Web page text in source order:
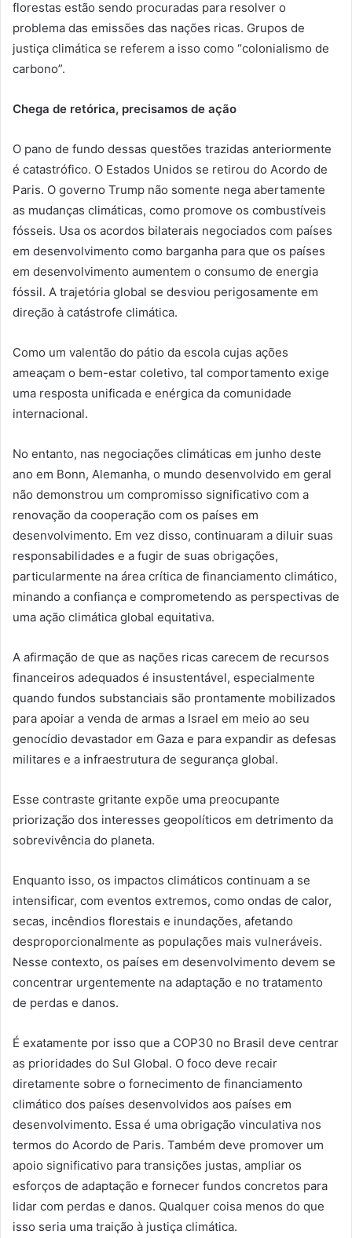
florestas estão sendo procuradas para resolver o
problema das emissões das nações ricas. Grupos de
justiça climática se referem a isso como “colonialismo de
carbono”.
Chega de retórica, precisamos de ação
O pano de fundo dessas questões trazidas anteriormente
é catastrófico. O Estados Unidos se retirou do Acordo de
Paris. O governo Trump não somente nega abertamente
as mudanças climáticas, como promove os combustíveis
fósseis. Usa os acordos bilaterais negociados com países
em desenvolvimento como barganha para que os países
em desenvolvimento aumentem o consumo de energia
fóssil. A trajetória global se desviou perigosamente em
direção à catástrofe climática.
Como um valentão do pátio da escola cujas ações
ameaçam o bem-estar coletivo, tal comportamento exige
uma resposta unificada e enérgica da comunidade
internacional.
No entanto, nas negociações climáticas em junho deste
ano em Bonn, Alemanha, o mundo desenvolvido em geral
não demonstrou um compromisso significativo com a
renovação da cooperação com os países em
desenvolvimento. Em vez disso, continuaram a diluir suas
responsabilidades e a fugir de suas obrigações,
particularmente na área crítica de financiamento climático,
minando a confiança e comprometendo as perspectivas de
uma ação climática global equitativa.
A afirmação de que as nações ricas carecem de recursos
financeiros adequados é insustentável, especialmente
quando fundos substanciais são prontamente mobilizados
para apoiar a venda de armas a Israel em meio ao seu
genocídio devastador em Gaza e para expandir as defesas
militares e a infraestrutura de segurança global.
Esse contraste gritante expõe uma preocupante
priorização dos interesses geopolíticos em detrimento da
sobrevivência do planeta.
Enquanto isso, os impactos climáticos continuam a se
intensificar, com eventos extremos, como ondas de calor,
secas, incêndios florestais e inundações, afetando
desproporcionalmente as populações mais vulneráveis.
Nesse contexto, os países em desenvolvimento devem se
concentrar urgentemente na adaptação e no tratamento
de perdas e danos.
É exatamente por isso que a COP30 no Brasil deve centrar
as prioridades do Sul Global. O foco deve recair
diretamente sobre o fornecimento de financiamento
climático dos países desenvolvidos aos países em
desenvolvimento. Essa é uma obrigação vinculativa nos
termos do Acordo de Paris. Também deve promover um
apoio significativo para transições justas, ampliar os
esforços de adaptação e fornecer fundos concretos para
lidar com perdas e danos. Qualquer coisa menos do que
isso seria uma traição à justiça climática.